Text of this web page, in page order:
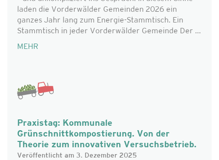
laden die Vorderwälder Gemeinden 2026 ein
ganzes Jahr lang zum Energie-Stammtisch. Ein
Stammtisch in jeder Vorderwälder Gemeinde Der ...
MEHR
Praxistag: Kommunale
Grünschnittkompostierung. Von der
Theorie zum innovativen Versuchsbetrieb.
Veröffentlicht am 3. Dezember 2025